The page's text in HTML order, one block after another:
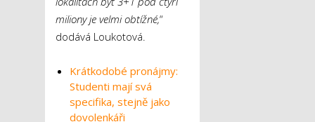
miliony je velmi obtížné,“
dodává Loukotová.
Krátkodobé pronájmy:
Studenti mají svá
specifika, stejně jako
dovolenkáři